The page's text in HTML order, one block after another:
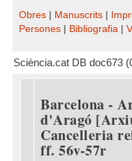
Obres Manuscrits
Persones
Bibliografia
Sciència.cat DB doc673
Barcelona -
d'Aragó
Cancelleria
ff. 56v-57r